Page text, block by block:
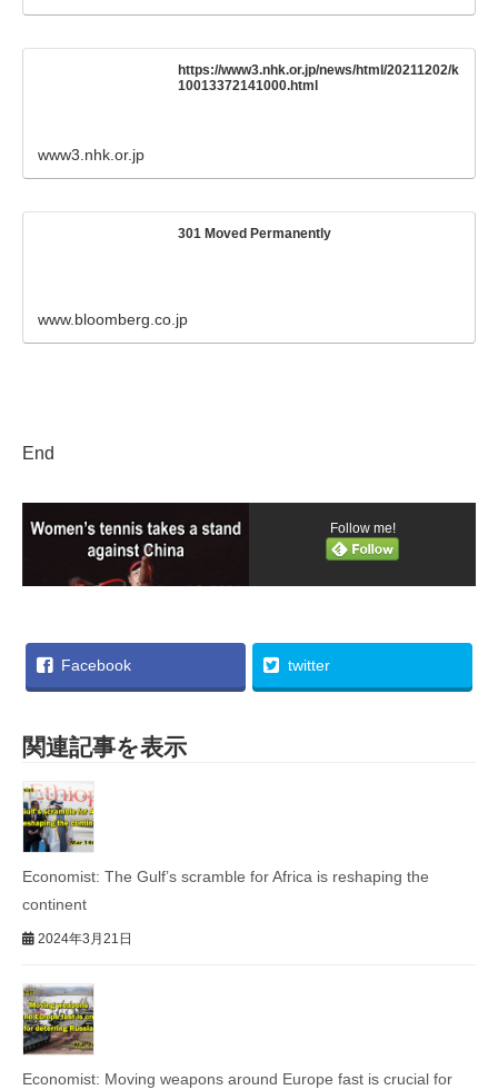
https://www3.nhk.or.jp/news/html/20211202/k
10013372141000.html
www3.nhk.or.jp
301 Moved Permanently
www.bloomberg.co.jp
End
Follow me!
Facebook twitter
関連記事を表示
Economist: The Gulf’s scramble for Africa is reshaping the
continent
2024年3月21日
Economist: Moving weapons around Europe fast is crucial for